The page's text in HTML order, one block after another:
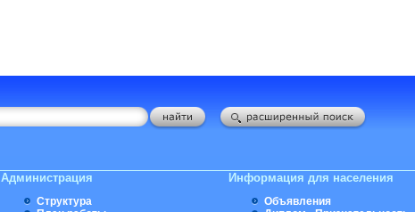
Администрация
Структура
Информация для населения
Объявления